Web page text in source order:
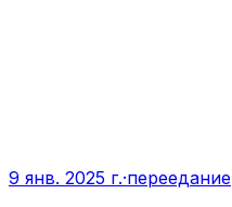
9 янв. 2025 г.·переедание